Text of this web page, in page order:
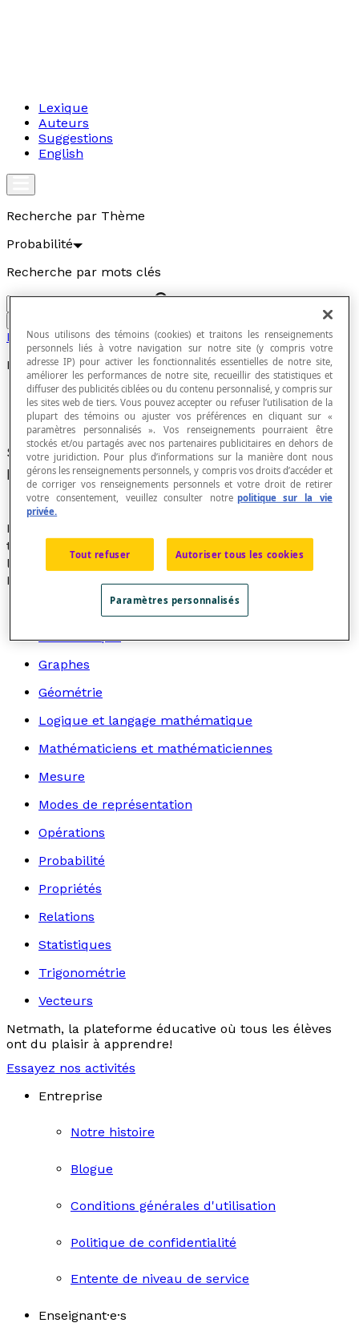
Lexique
Auteurs
Suggestions
English
Recherche par Thème
Probabilité
Recherche par mots clés
Probabilité
Échantillon
Sous-ensemble de lapopulationtotale d’un
phénomène que l’on désire étudier.
L’
techniques pour choisir un échantillon devant faire
l’objet d’une étude statistique.
Recherche par thème
Arithmétique
Graphes
Géométrie
Logique et langage mathématique
Mathématiciens et mathématiciennes
Mesure
Modes de représentation
Opérations
Probabilité
Propriétés
Relations
Statistiques
Trigonométrie
Vecteurs
Netmath, la plateforme éducative où tous les élèves
ont du plaisir à apprendre!
Essayez nos activités
Entreprise
Notre histoire
Blogue
Conditions générales d'utilisation
Politique de confidentialité
Entente de niveau de service
Enseignant·e·s
Nous utilisons des témoins (cookies) et traitons les renseignements
personnels liés à votre navigation sur notre site (y compris votre
adresse IP) pour activer les fonctionnalités essentielles de notre site,
améliorer les performances de notre site, recueillir des statistiques et
diffuser des publicités ciblées ou du contenu personnalisé, y compris sur
les sites web de tiers. Vous pouvez accepter ou refuser l’utilisation de la
plupart des témoins ou ajuster vos préférences en cliquant sur «
paramètres personnalisés ». Vos renseignements pourraient être
stockés et/ou partagés avec nos partenaires publicitaires en dehors de
votre juridiction. Pour plus d’informations sur la manière dont nous
gérons les renseignements personnels, y compris vos droits d’accéder et
de corriger vos renseignements personnels et votre droit de retirer
votre consentement, veuillez consulter notre politique sur la vie
privée.
Tout refuser Autoriser tous les cookies
Paramètres personnalisés